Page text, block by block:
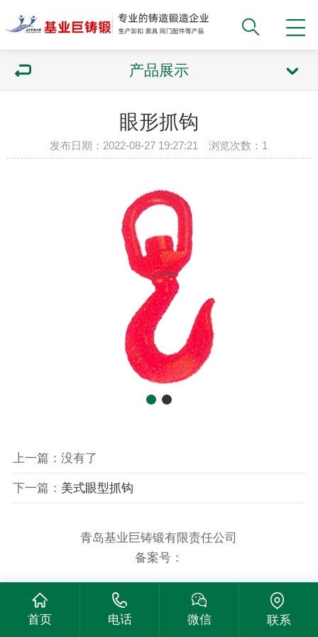
产品展示
眼形抓钩
发布日期：2022-08-27 19:27:21 浏览次数：1
上一篇：没有了
下一篇： 美式眼型抓钩
青岛基业巨铸锻有限责任公司
备案号：
首页 电话 微信 联系